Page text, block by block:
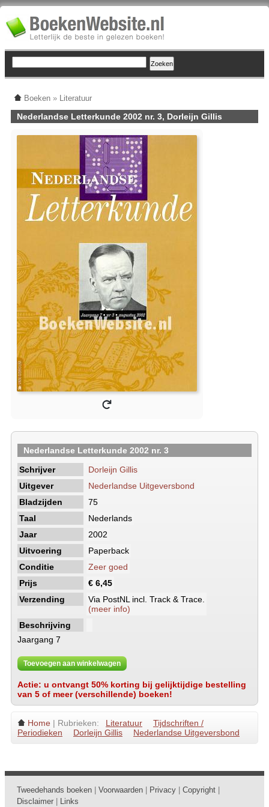
Boeken » Literatuur
Nederlandse Letterkunde 2002 nr. 3, Dorleijn Gillis
Nederlandse Letterkunde 2002 nr. 3
Schrijver
Dorleijn Gillis
Uitgever
Nederlandse Uitgeversbond
Bladzijden
75
Taal
Nederlands
Jaar
2002
Uitvoering
Paperback
Conditie
Zeer goed
Prijs
€ 6,45
Verzending
Via PostNL incl. Track & Trace.
(meer info)
Beschrijving
Jaargang 7
Toevoegen aan winkelwagen
Actie: u ontvangt 50% korting bij gelijktijdige bestelling
van 5 of meer (verschillende) boeken!
Home | Rubrieken: Literatuur
Tijdschriften /
Periodieken
Dorleijn Gillis Nederlandse Uitgeversbond
Tweedehands boeken Voorwaarden Privacy Copyright
Disclaimer
Links